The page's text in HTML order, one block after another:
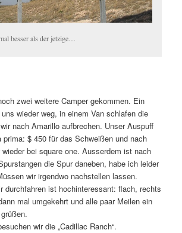
besser als der jetzige…
zwei weitere Camper gekommen. Ein
wieder weg, in einem Van schlafen die
nach Amarillo aufbrechen. Unser Auspuff
prima: $ 450 für das Schweißen und nach
bei square one. Ausserdem ist nach
die Spur daneben, habe ich leider
wir irgendwo nachstellen lassen.
durchfahren ist hochinteressant: flach, rechts
mal umgekehrt und alle paar Meilen ein
wir die „Cadillac Ranch“.